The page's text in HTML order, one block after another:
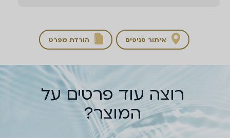
רוצה עוד פרטים על
המוצר?
איתור סניפים  הורדת מפרט